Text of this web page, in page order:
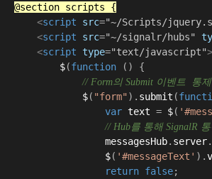
@section scripts {
<script src="~/Scripts/
<script src="~/signalr/hubs"
<script type="text/javascript">
$(function () {
// Form의 Submit 이벤트  통제
$( "form" ). submit (
var text = $(
// Hub를 통해 SignalR
messagesHub. server.
$( '#messageText' ).
return false;